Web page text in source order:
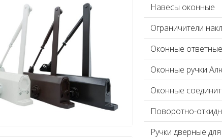
Навесы оконные
Ограничители
Оконные
Оконные ручки
Оконные
Поворотно-
Ручки дверные